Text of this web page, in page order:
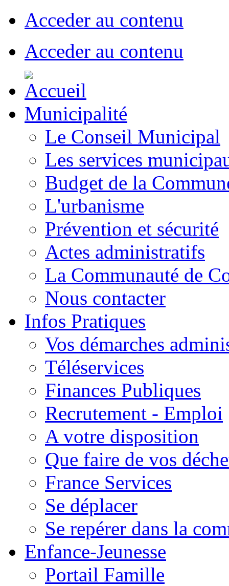
Acceder au contenu
Acceder au contenu
Municipalité
Le Conseil Municipal
Les services
Budget de la
L'urbanisme
Prévention et sécurité
Actes administratifs
La Communauté de
Nous contacter
Infos Pratiques
Vos démarches
Téléservices
Finances Publiques
Recrutement - Emploi
A votre disposition
Que faire de vos
France Services
Se déplacer
Se repérer dans la
Enfance-Jeunesse
Portail Famille